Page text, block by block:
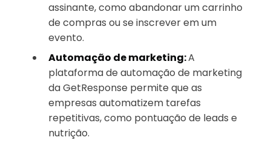
assinante, como abandonar um carrinho
de compras ou se inscrever em um
evento.
Automação de marketing:A
plataforma de automação de marketing
da GetResponse permite que as
empresas automatizem tarefas
repetitivas, como pontuação de leads e
nutrição.